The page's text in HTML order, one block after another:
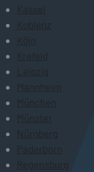
Kassel
Koblenz
Köln
Krefeld
Leipzig
Mannheim
München
Münster
Nürnberg
Paderborn
Regensburg